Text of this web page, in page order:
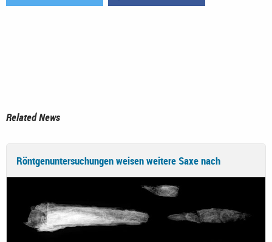
Related News
Röntgenuntersuchungen weisen weitere Saxe nach